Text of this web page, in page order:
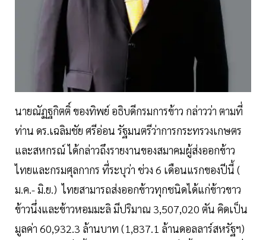
นายณัฏฐกิตติ์ ของทิพย์ อธิบดีกรมการข้าว กล่าวว่า ตามที่
ท่าน ดร.เฉลิมชัย ศรีอ่อน รัฐมนตรีว่าการกระทรวงเกษตร
และสหกรณ์ ได้กล่าวถึงรายงานของสมาคมผู้ส่งออกข้าว
ไทยและกรมศุลกากร ที่ระบุว่า ช่วง 6 เดือนแรกของปีนี้ (
ม.ค.- มิ.ย.) ไทยสามารถส่งออกข้าวทุกชนิดได้แก่ข้าวขาว
ข้าวนึ่งและข้าวหอมมะลิ มีปริมาณ 3,507,020 ตัน คิดเป็น
มูลค่า 60,932.3 ล้านบาท (1,837.1 ล้านดอลลาร์สหรัฐฯ)